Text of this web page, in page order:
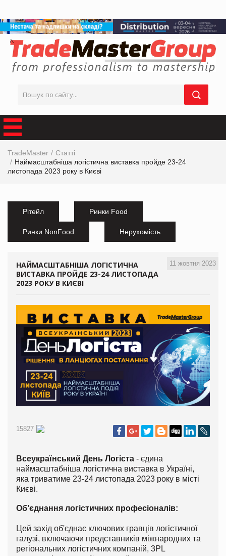
TradeMaster
Статті
Наймасштабніша логістична виставка пройде 23-24
листопада 2023 року в Києві
Рітейл Ринки Food
Ринки NonFood Нерухомість
11 жовтня 2023
НАЙМАСШТАБНІША ЛОГІСТИЧНА
ВИСТАВКА ПРОЙДЕ 23-24 ЛИСТОПАДА
2023 РОКУ В КИЄВІ
15827
Всеукраїнський День Логіста - єдина
наймасштабніша логістична виставка в Україні,
яка триватиме 23-24 листопада 2023 року в місті
Києві.
Об’єднання логістичних професіоналів:
Цей захід об'єднає ключових гравців логістичної
галузі, включаючи представників міжнародних та
регіональних логістичних компаній, 3PL